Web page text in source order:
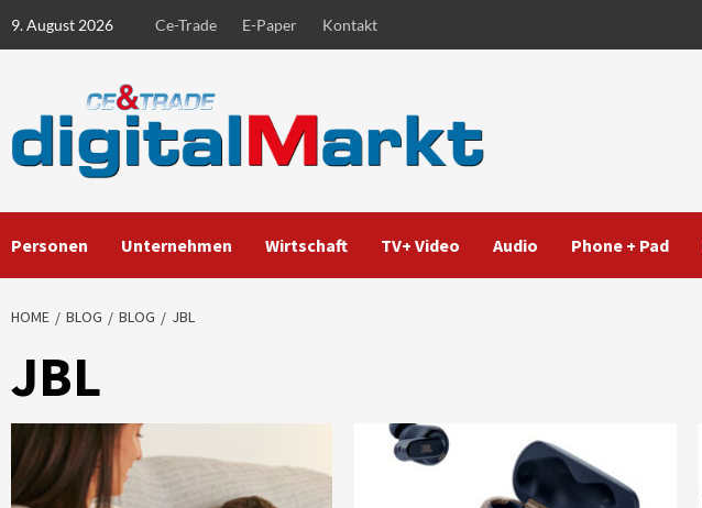
9. August 2026 Ce-Trade E-Paper Kontakt
Personen Unternehmen Wirtschaft TV+ Video Audio Phone + Pad
HOME BLOG BLOG JBL
JBL